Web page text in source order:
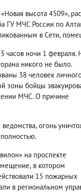
«Новая высота 4509»,
ГУ МЧС России по
в Сети,
часов ночи 1 февраля.
никого не было.
38 человек
зоны бойцы
МЧС. О причине
, огонь
на проспекте
, в котором
15 пожарных
в региональном